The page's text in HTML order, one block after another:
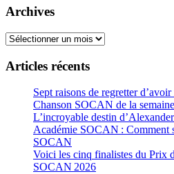
Archives
Archives
Articles récents
Sept raisons de regretter
Chanson SOCAN de la
L’incroyable destin
Académie SOCAN : Comment
SOCAN
Voici les cinq finalistes du Prix
SOCAN 2026